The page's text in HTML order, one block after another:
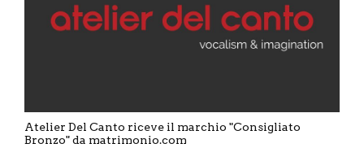
Atelier Del Canto riceve il marchio "Consigliato
Bronzo" da matrimonio.com